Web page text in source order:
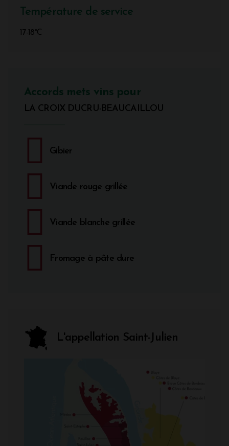
Température de service
17-18°C
Accords mets vins pour
LA CROIX DUCRU-BEAUCAILLOU
Gibier
Viande rouge grillée
Viande blanche grillée
Fromage à pâte dure
L'appellation Saint-Julien